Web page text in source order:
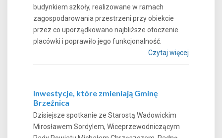
budynkiem szkoły, realizowane w ramach
zagospodarowania przestrzeni przy obiekcie
przez co uporządkowano najbliższe otoczenie
placówki i poprawiło jego funkcjonalność.
Czytaj więcej
Inwestycje, które zmieniają Gminę
Brzeźnica
Dzisiejsze spotkanie ze Starostą Wadowickim
Mirosławem Sordylem, Wiceprzewodniczącym